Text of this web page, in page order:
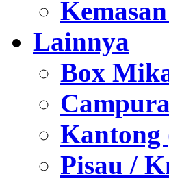
Lainnya
Box
Kantong
Pisau /